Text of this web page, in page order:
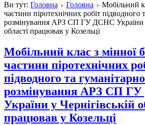
Ви тут: Головна Головна
Мобільний
частини піротехнічних робіт підводного
розмінування АРЗ СП ГУ ДСНС України у
області працював у Козельці
Мобільний клас з мінної
частини піротехнічних
підводного та
розмінування АРЗ СП
України у Чернігівській
працював у Козельці